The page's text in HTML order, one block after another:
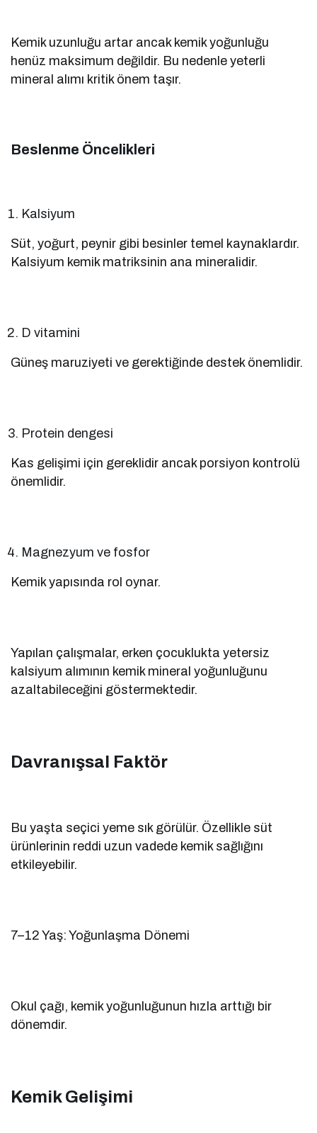
Kemik uzunluğu artar ancak kemik yoğunluğu
henüz maksimum değildir. Bu nedenle yeterli
mineral alımı kritik önem taşır.
Beslenme Öncelikleri
Kalsiyum
Süt, yoğurt, peynir gibi besinler temel kaynaklardır.
Kalsiyum kemik matriksinin ana mineralidir.
D vitamini
Güneş maruziyeti ve gerektiğinde destek önemlidir.
Protein dengesi
Kas gelişimi için gereklidir ancak porsiyon kontrolü
önemlidir.
Magnezyum ve fosfor
Kemik yapısında rol oynar.
Yapılan çalışmalar, erken çocuklukta yetersiz
kalsiyum alımının kemik mineral yoğunluğunu
azaltabileceğini göstermektedir.
Davranışsal Faktör
Bu yaşta seçici yeme sık görülür. Özellikle süt
ürünlerinin reddi uzun vadede kemik sağlığını
etkileyebilir.
7–12 Yaş: Yoğunlaşma Dönemi
Okul çağı, kemik yoğunluğunun hızla arttığı bir
dönemdir.
Kemik Gelişimi